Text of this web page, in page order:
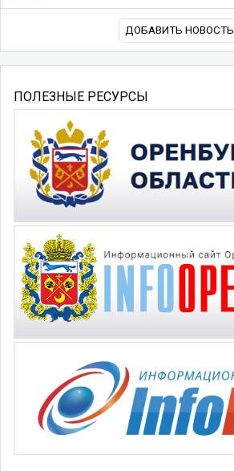
ДОБАВИТЬ НОВОСТЬ
ПОЛЕЗНЫЕ РЕСУРСЫ